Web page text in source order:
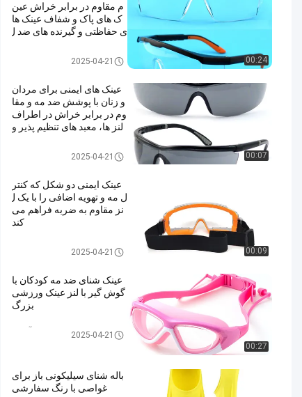
00:24
م مقاوم در برابر خراش عین
ک های پاک و شفاف عینک ها
ی حفاظتی و گیرنده های ضد ل
2025-04-21
00:07
عینک های ایمنی برای مردان
و زنان با پوشش ضد مه و مقا
وم در برابر خراش در اطراف
لنز ها، معبد های تنظیم پذیر و
2025-04-21
00:09
عینک ایمنی دو شکل که کنتر
ل مه و تهویه اضافی را با یک ل
نز مقاوم به ضربه فراهم می
کند
2025-04-21
00:27
عینک شنای ضد مه کودکان با
گوش گیر با لنز عینک ورزشی
بزرگ
عینک شنا ضدآفتاب2025-04-21
باله شنای سیلیکونی باز برای
غواصی با رنگ سفارشی